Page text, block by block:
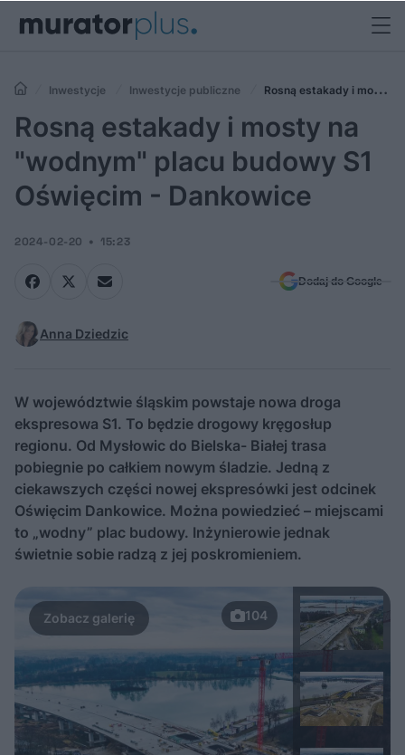
Inwestycje Inwestycje publiczne
Rosną estakady i mosty
na "wodnym" placu budowy S1 Oświęcim - Dankowice
Rosną estakady i mosty na
"wodnym" placu budowy S1
Oświęcim - Dankowice
2024-02-20 15:23
Dodaj do Google
Anna Dziedzic
W województwie śląskim powstaje nowa droga
ekspresowa S1. To będzie drogowy kręgosłup
regionu. Od Mysłowic do Bielska- Białej trasa
pobiegnie po całkiem nowym śladzie. Jedną z
ciekawszych części nowej ekspresówki jest odcinek
Oświęcim Dankowice. Można powiedzieć – miejscami
to „wodny” plac budowy. Inżynierowie jednak
świetnie sobie radzą z jej poskromieniem.
104